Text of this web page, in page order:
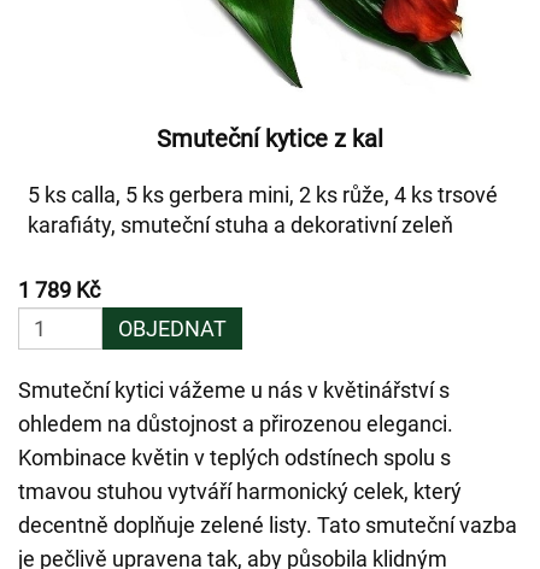
Smuteční kytice z kal
5 ks calla, 5 ks gerbera mini, 2 ks růže, 4 ks trsové
karafiáty, smuteční stuha a dekorativní zeleň
1 789 Kč
OBJEDNAT
Smuteční kytici vážeme u nás v květinářství s
ohledem na důstojnost a přirozenou eleganci.
Kombinace květin v teplých odstínech spolu s
tmavou stuhou vytváří harmonický celek, který
decentně doplňuje zelené listy. Tato smuteční vazba
je pečlivě upravena tak, aby působila klidným